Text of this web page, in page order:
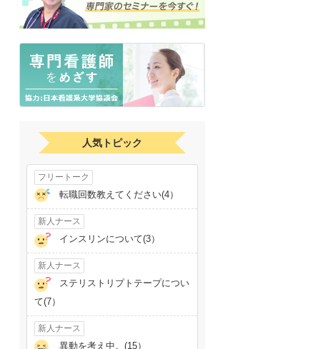
人気トピック
フリートーク
転職回数教えてください(4）
新人ナース
インスリンについて(3）
新人ナース
ステリストリプトテープについ
て(7）
新人ナース
異動を考え中。(15）